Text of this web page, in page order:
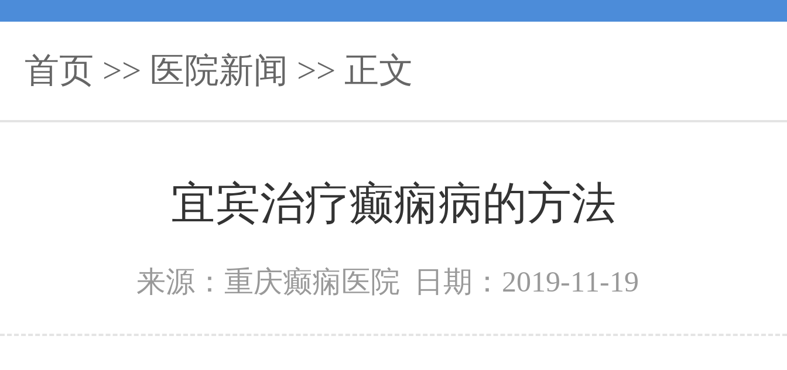
首页 >> 医院新闻 >> 正文
宜宾治疗癫痫病的方法
来源：重庆癫痫医院 日期：2019-11-19